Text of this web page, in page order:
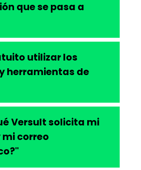
que se pasa a
utilizar los
herramientas de
Versult solicita mi
correo